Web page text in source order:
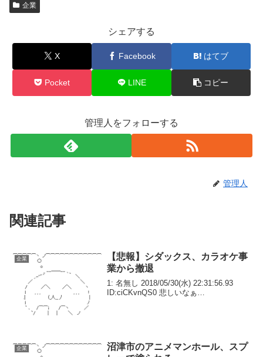
企業
シェアする
X Facebook はてブ
Pocket LINE コピー
管理人をフォローする
管理人
関連記事
企業
【悲報】シダックス、カラオケ事
業から撤退
1: 名無し 2018/05/30(水) 22:31:56.93
ID:ciCKvnQS0 悲しいなぁ…
企業
沼津市のアニメマンホール、スプ